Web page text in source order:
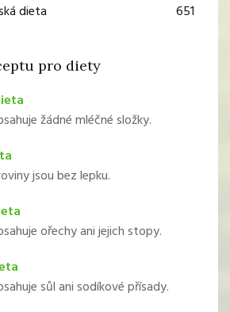
dieta
651
pro diety
žádné mléčné složky.
jsou bez lepku.
ořechy ani jejich stopy.
sůl ani sodíkové přísady.